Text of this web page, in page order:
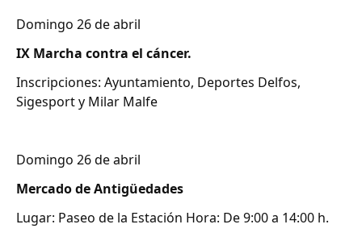
Domingo 26 de abril
IX Marcha contra el cáncer.
Inscripciones: Ayuntamiento, Deportes Delfos,
Sigesport y Milar Malfe
Domingo 26 de abril
Mercado de Antigüedades
Lugar: Paseo de la Estación Hora: De 9:00 a 14:00 h.